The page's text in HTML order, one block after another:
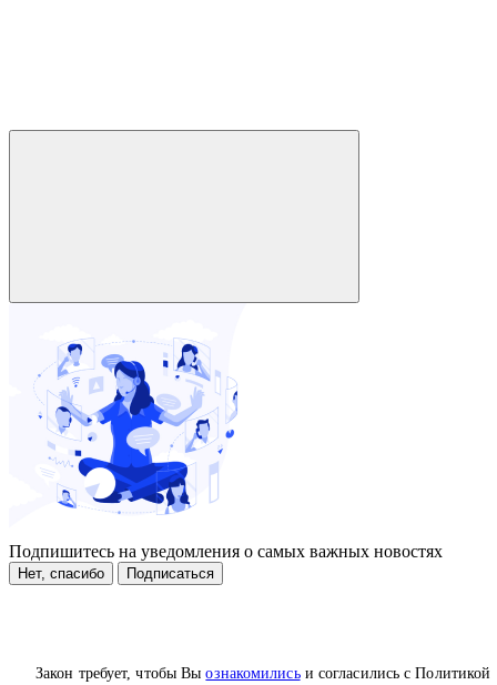
Закон требует, чтобы Выознакомилисьи согласились с Политикой
Подпишитесь на уведомления о самых важных новостях
Нет, спасибо Подписаться